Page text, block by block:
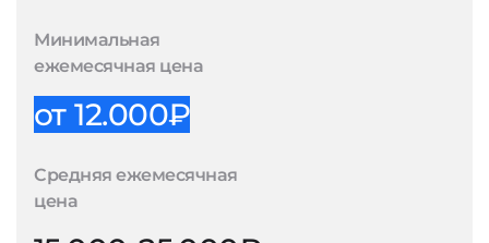
Минимальная
ежемесячная цена
от 12.000₽
Средняя ежемесячная
цена